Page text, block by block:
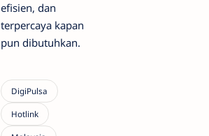
efisien, dan
terpercaya kapan
pun dibutuhkan.